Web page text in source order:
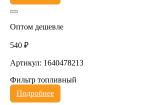
Оптом дешевле
540 ₽
Артикул: 1640478213
Фильтр топливный
Подробнее